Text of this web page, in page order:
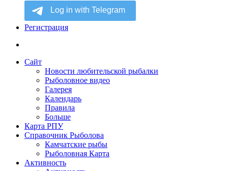
Регистрация
Сайт
Новости любительской рыбалки
Рыболовное видео
Галерея
Календарь
Правила
Больше
Карта РПУ
Справочник Рыболова
Камчатские рыбы
Рыболовная Карта
Активность